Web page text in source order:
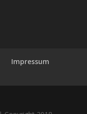
Impressum